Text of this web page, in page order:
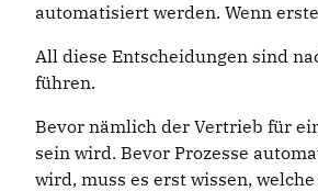
automatisiert werden. Wenn
All diese Entscheidungen sind
führen.
Bevor nämlich der Vertrieb für
sein wird. Bevor Prozesse
wird, muss es erst wissen,